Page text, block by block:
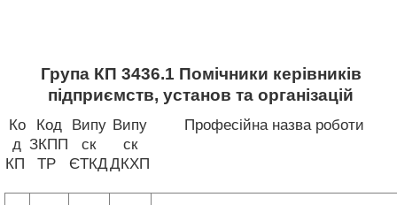
Група КП 3436.1 Помічники керівників
підприємств, установ та організацій
Ко
д
КП
Код
ЗКПП
ТР
Випу
ск
ЄТКД
Випу
ск
ДКХП
Професійна назва роботи